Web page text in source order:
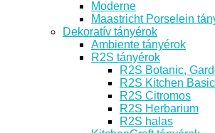
Moderne
Maastricht Porselein
Dekoratív tányérok
Ambiente tányérok
R2S tányérok
R2S Botanic,
R2S Kitchen
R2S Citromos
R2S Herbarium
R2S halas